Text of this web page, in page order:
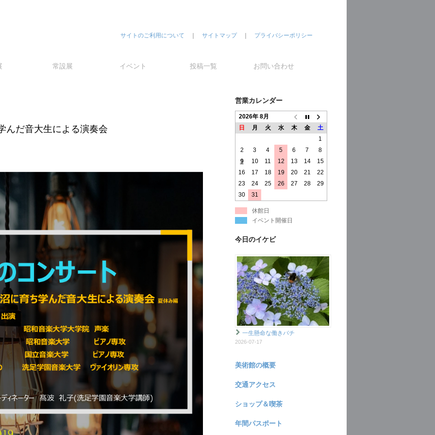
サイトのご利用について サイトマップ｜ プライバシーポリシー
常設展 イベント 投稿一覧 お問い合わせ
んだ音大生による演奏会
営業カレンダー
2026年 8月
日
月 火 水 木 金
土
1
2
3 4 5 6 7
8
9
10 11 12 13 14
15
16
17 18 19 20 21
22
23
24 25 26 27 28
29
30
31
休館日
イベント開催日
今日のイケビ
一生懸命な働きバチ
2026-07-17
美術館の概要
交通アクセス
ショップ＆喫茶
年間パスポート